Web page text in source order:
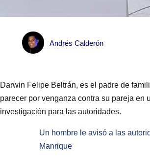
Andrés Calderón
Darwin Felipe Beltrán, es el padre de
parecer por venganza contra su pareja en
investigación para las autoridades.
Un hombre le avisó a las
Manrique